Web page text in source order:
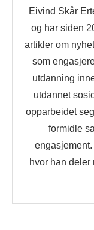
Eivind Skår
og har siden
artikler om
som
utdanning
utdannet
opparbeidet
formidle
hvor han deler